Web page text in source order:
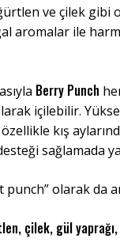
ve çilek gibi
aromalar ile
Berry Punch
içilebilir.
kış
sağlamada
olarak da
çilek, gül